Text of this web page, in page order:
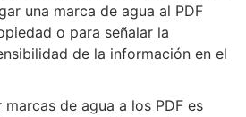
una marca de agua al PDF
o para señalar la
de la información en el
de agua a los PDF es